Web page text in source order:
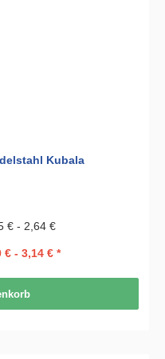
Kubala
€ - 2,64 €
- 3,14 € *